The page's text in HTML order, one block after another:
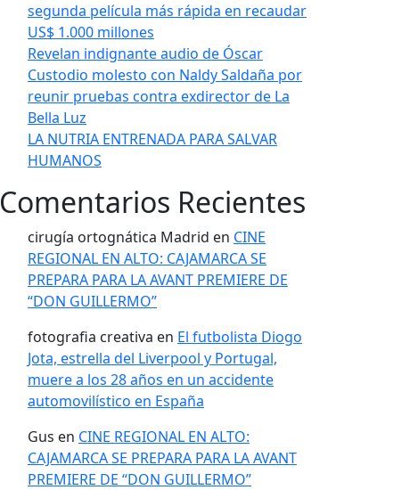
segunda película más rápida en recaudar
US$ 1.000 millones
Revelan indignante audio de Óscar
Custodio molesto con Naldy Saldaña por
reunir pruebas contra exdirector de La
Bella Luz
LA NUTRIA ENTRENADA PARA SALVAR
HUMANOS
Comentarios Recientes
cirugía ortognática Madrid en CINE
REGIONAL EN ALTO: CAJAMARCA SE
PREPARA PARA LA AVANT PREMIERE DE
“DON GUILLERMO”
fotografia creativa en El futbolista Diogo
Jota, estrella del Liverpool y Portugal,
muere a los 28 años en un accidente
automovilístico en España
Gus en CINE REGIONAL EN ALTO:
CAJAMARCA SE PREPARA PARA LA AVANT
PREMIERE DE “DON GUILLERMO”